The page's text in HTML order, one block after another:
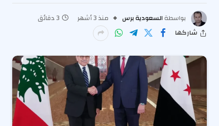
بواسطة السعودية برس منذ 3 أشهر
3 دقائق
شاركها